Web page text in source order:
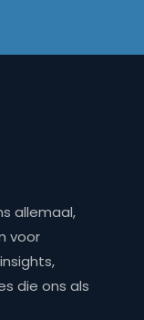
allemaal,
voor
die ons als